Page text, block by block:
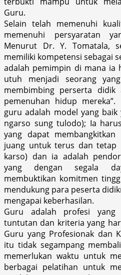
Guru.
Selain telah memenuhi
memenuhi persyaratan
Menurut Dr. Y. Tomatala,
memiliki kompetensi sebagai
adalah pemimpin di mana ia
utuh menjadi seorang
membimbing perserta
pemenuhan hidup
guru adalah model yang
ngarso sung tulodo); Ia
yang dapat
juang untuk terus dan tetap
karso) dan ia adalah
yang dengan segala
membuktikan komitmen
mendukung para peserta
mengapai keberhasilan.
Guru adalah profesi yang
tuntutan dan kriteria yang
Guru yang Profesionak dan
itu tidak segampang
memerlukan waktu untuk
berbagai pelatihan untuk